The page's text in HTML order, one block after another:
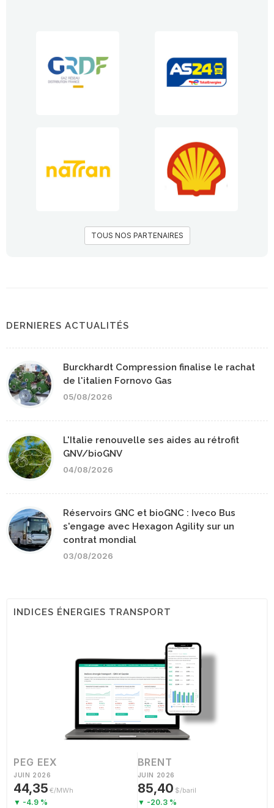
TOUS NOS PARTENAIRES
DERNIERES ACTUALITÉS
Burckhardt Compression finalise le rachat
de l'italien Fornovo Gas
05/08/2026
L'Italie renouvelle ses aides au rétrofit
GNV/bioGNV
04/08/2026
Réservoirs GNC et bioGNC : Iveco Bus
s'engage avec Hexagon Agility sur un
contrat mondial
03/08/2026
INDICES ÉNERGIES TRANSPORT
PEG EEX
JUIN 2026
44,35 €/MWh
▼ -4.9 %
BRENT
JUIN 2026
85,40 $/baril
▼ -20.3 %